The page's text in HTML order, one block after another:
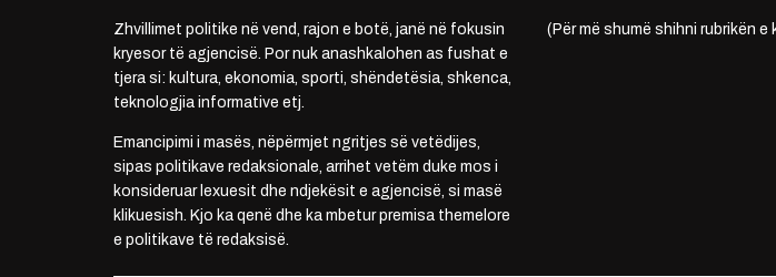
Zhvillimet politike në vend, rajon e botë, janë në fokusin
kryesor të agjencisë. Por nuk anashkalohen as fushat e
tjera si: kultura, ekonomia, sporti, shëndetësia, shkenca,
teknologjia informative etj.
Emancipimi i masës, nëpërmjet ngritjes së vetëdijes,
sipas politikave redaksionale, arrihet vetëm duke mos i
konsideruar lexuesit dhe ndjekësit e agjencisë, si masë
klikuesish. Kjo ka qenë dhe ka mbetur premisa themelore
e politikave të redaksisë.
(Për më shumë shihni rubrikën